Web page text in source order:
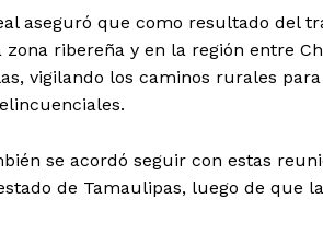
aseguró que como resultado del
zona ribereña y en la región entre
vigilando los caminos rurales
se acordó seguir con estas
de Tamaulipas, luego de que